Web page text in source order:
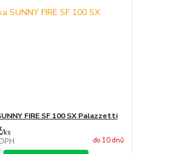
FIRE SF 100 SX Palazzetti
/ks
do 10 dnů